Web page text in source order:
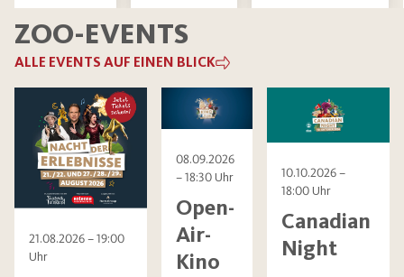
ZOO-EVENTS
ALLE EVENTS AUF EINEN BLICK
21.08.2026–19:00
Uhr
08.09.2026
–18:30 Uhr
Open-
Air-
Kino
10.10.2026–
18:00 Uhr
Canadian
Night